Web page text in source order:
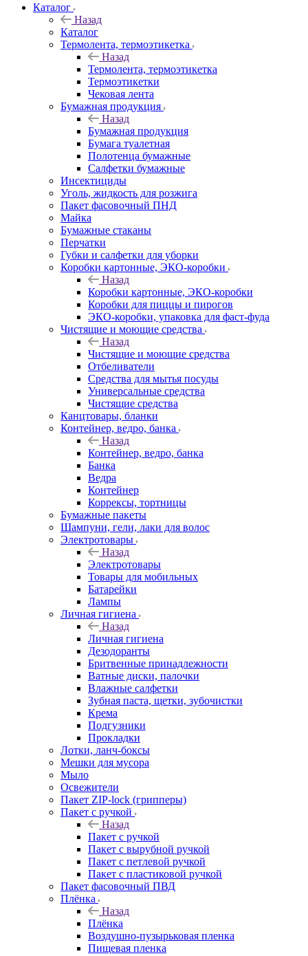
Каталог
Назад
Каталог
Термолента, термоэтикетка
Назад
Термолента, термоэтикетка
Термоэтикетки
Чековая лента
Бумажная продукция
Назад
Бумажная продукция
Бумага туалетная
Полотенца бумажные
Салфетки бумажные
Инсектициды
Уголь, жидкость для розжига
Пакет фасовочный ПНД
Майка
Бумажные стаканы
Перчатки
Губки и салфетки для уборки
Коробки картонные, ЭКО-коробки
Назад
Коробки картонные, ЭКО-коробки
Коробки для пиццы и пирогов
ЭКО-коробки, упаковка для фаст-фуда
Чистящие и моющие средства
Назад
Чистящие и моющие средства
Отбеливатели
Средства для мытья посуды
Универсальные средства
Чистящие средства
Канцтовары, бланки
Контейнер, ведро, банка
Назад
Контейнер, ведро, банка
Банка
Ведра
Контейнер
Коррексы, тортницы
Бумажные пакеты
Шампуни, гели, лаки для волос
Электротовары
Назад
Электротовары
Товары для мобильных
Батарейки
Лампы
Личная гигиена
Назад
Личная гигиена
Дезодоранты
Бритвенные принадлежности
Ватные диски, палочки
Влажные салфетки
Зубная паста, щетки, зубочистки
Крема
Подгузники
Прокладки
Лотки, ланч-боксы
Мешки для мусора
Мыло
Освежители
Пакет ZIP-lock (грипперы)
Пакет с ручкой
Назад
Пакет с ручкой
Пакет с вырубной ручкой
Пакет с петлевой ручкой
Пакет с пластиковой ручкой
Пакет фасовочный ПВД
Плёнка
Назад
Плёнка
Воздушно-пузырьковая пленка
Пищевая пленка